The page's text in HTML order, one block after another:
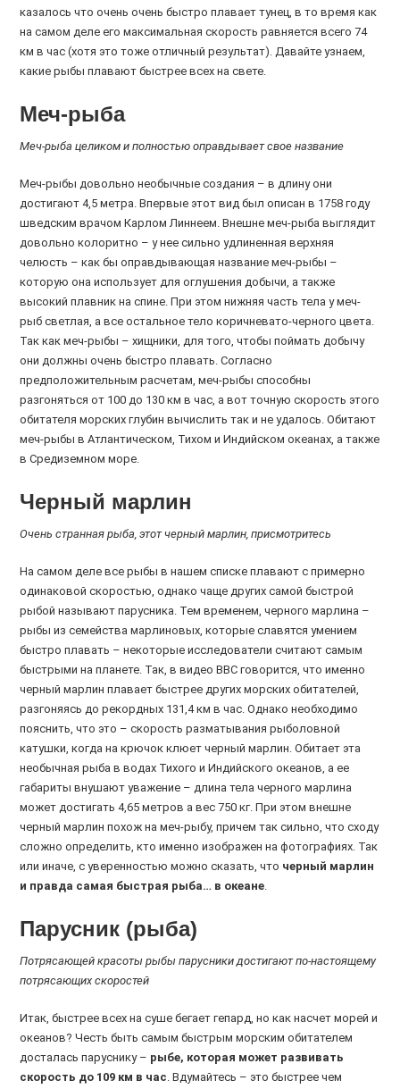
казалось что очень очень быстро плавает тунец, в то время как
на самом деле его максимальная скорость равняется всего 74
км в час (хотя это тоже отличный результат). Давайте узнаем,
какие рыбы плавают быстрее всех на свете.
Меч-рыба
Меч-рыба целиком и полностью оправдывает свое название
Меч-рыбы довольно необычные создания – в длину они
достигают 4,5 метра. Впервые этот вид был описан в 1758 году
шведским врачом Карлом Линнеем. Внешне меч-рыба выглядит
довольно колоритно – у нее сильно удлиненная верхняя
челюсть – как бы оправдывающая название меч-рыбы –
которую она использует для оглушения добычи, а также
высокий плавник на спине. При этом нижняя часть тела у меч-
рыб светлая, а все остальное тело коричневато-черного цвета.
Так как меч-рыбы – хищники, для того, чтобы поймать добычу
они должны очень быстро плавать. Согласно
предположительным расчетам, меч-рыбы способны
разгоняться от 100 до 130 км в час, а вот точную скорость этого
обитателя морских глубин вычислить так и не удалось. Обитают
меч-рыбы в Атлантическом, Тихом и Индийском океанах, а также
в Средиземном море.
Черный марлин
Очень странная рыба, этот черный марлин, присмотритесь
На самом деле все рыбы в нашем списке плавают с примерно
одинаковой скоростью, однако чаще других самой быстрой
рыбой называют парусника. Тем временем, черного марлина –
рыбы из семейства марлиновых, которые славятся умением
быстро плавать – некоторые исследователи считают самым
быстрыми на планете. Так, в видео BBC говорится, что именно
черный марлин плавает быстрее других морских обитателей,
разгоняясь до рекордных 131,4 км в час. Однако необходимо
пояснить, что это – скорость разматывания рыболовной
катушки, когда на крючок клюет черный марлин. Обитает эта
необычная рыба в водах Тихого и Индийского океанов, а ее
габариты внушают уважение – длина тела черного марлина
может достигать 4,65 метров а вес 750 кг. При этом внешне
черный марлин похож на меч-рыбу, причем так сильно, что сходу
сложно определить, кто именно изображен на фотографиях. Так
или иначе, с уверенностью можно сказать, что черный марлин
и правда самая быстрая рыба… в океане.
Парусник (рыба)
Потрясающей красоты рыбы парусники достигают по-настоящему
потрясающих скоростей
Итак, быстрее всех на суше бегает гепард, но как насчет морей и
океанов? Честь быть самым быстрым морским обитателем
досталась паруснику – рыбе, которая может развивать
скорость до 109 км в час. Вдумайтесь – это быстрее чем